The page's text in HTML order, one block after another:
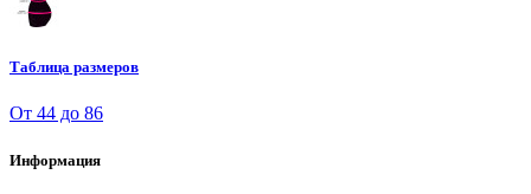
Таблица размеров
От 44 до 86
Информация